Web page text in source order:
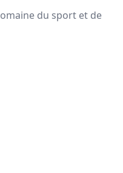
du sport et de